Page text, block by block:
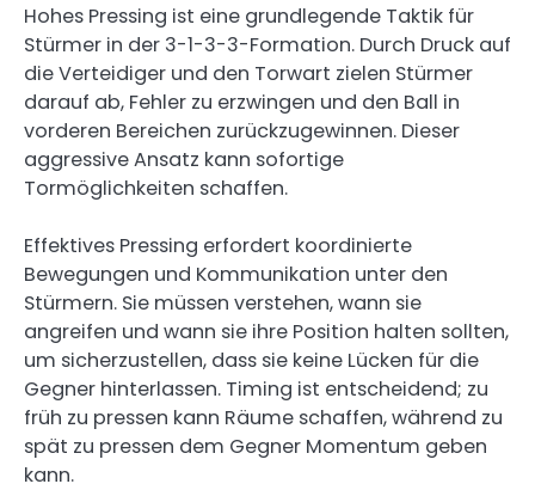
Hohes Pressing ist eine grundlegende Taktik für
Stürmer in der 3-1-3-3-Formation. Durch Druck auf
die Verteidiger und den Torwart zielen Stürmer
darauf ab, Fehler zu erzwingen und den Ball in
vorderen Bereichen zurückzugewinnen. Dieser
aggressive Ansatz kann sofortige
Tormöglichkeiten schaffen.
Effektives Pressing erfordert koordinierte
Bewegungen und Kommunikation unter den
Stürmern. Sie müssen verstehen, wann sie
angreifen und wann sie ihre Position halten sollten,
um sicherzustellen, dass sie keine Lücken für die
Gegner hinterlassen. Timing ist entscheidend; zu
früh zu pressen kann Räume schaffen, während zu
spät zu pressen dem Gegner Momentum geben
kann.